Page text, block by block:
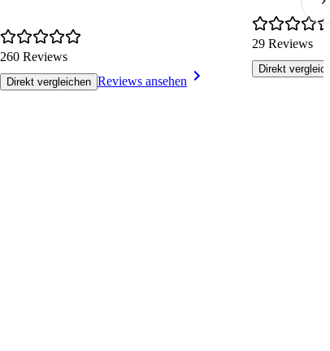
260 Reviews
Direkt vergleichen Reviews ansehen
29 Reviews
Direkt